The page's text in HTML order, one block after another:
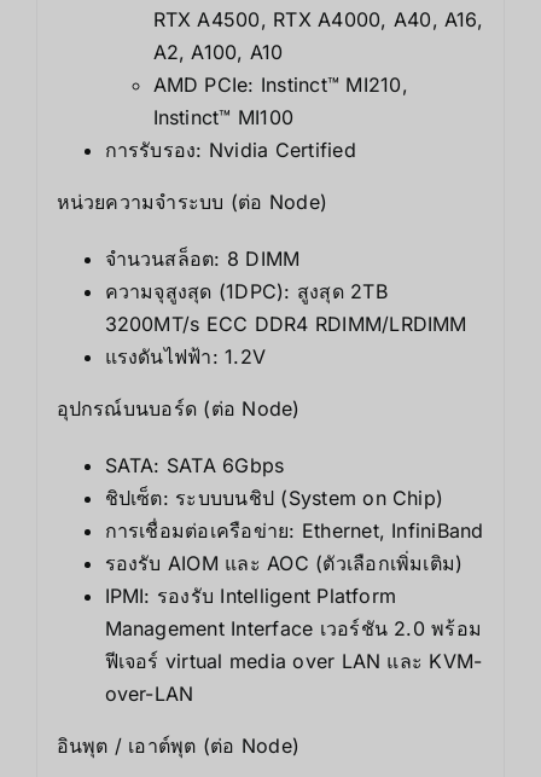
RTX A4500, RTX A4000, A40, A16,
A2, A100, A10
AMD PCIe: Instinct™ MI210,
Instinct™ MI100
การรับรอง: Nvidia Certified
หน่วยความจำระบบ (ต่อ Node)
จำนวนสล็อต: 8 DIMM
ความจุสูงสุด (1DPC): สูงสุด 2TB
3200MT/s ECC DDR4 RDIMM/LRDIMM
แรงดันไฟฟ้า: 1.2V
อุปกรณ์บนบอร์ด (ต่อ Node)
SATA: SATA 6Gbps
ชิปเซ็ต: ระบบบนชิป (System on Chip)
การเชื่อมต่อเครือข่าย: Ethernet, InfiniBand
รองรับ AIOM และ AOC (ตัวเลือกเพิ่มเติม)
IPMI: รองรับ Intelligent Platform
Management Interface เวอร์ชัน 2.0 พร้อม
ฟีเจอร์ virtual media over LAN และ KVM-
over-LAN
อินพุต / เอาต์พุต (ต่อ Node)